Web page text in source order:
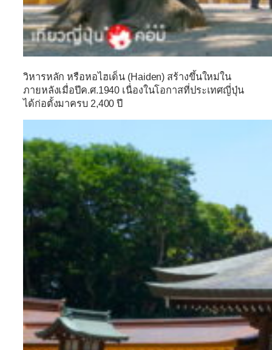
วิหารหลัก หรือหอไฮเด็น (Haiden) สร้างขึ้นใหม่ใน
ภายหลังเมื่อปีค.ศ.1940 เนื่องในโอกาสที่ประเทศญี่ปุ่น
ได้ก่อตั้งมาครบ 2,400 ปี